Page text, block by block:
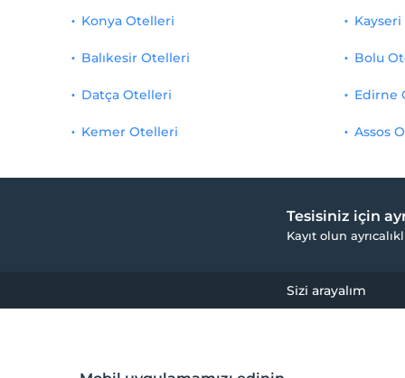
Konya Otelleri
Balıkesir Otelleri
Datça Otelleri
Kemer Otelleri
Bolu
Edirne
Assos
Tesisiniz için
Kayıt olun
Sizi arayalım